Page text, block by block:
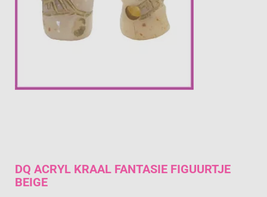
DQ ACRYL KRAAL FANTASIE FIGUURTJE
BEIGE